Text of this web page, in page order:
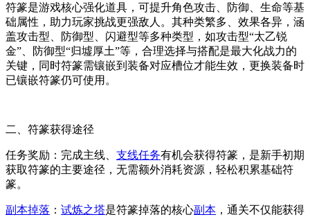
符篆是游戏核心强化道具，可提升角色攻击、防御、生命等基
础属性，助力玩家挑战更强敌人。其种类繁多、效果各异，涵
盖攻击型、防御型、闪避型等多种类型，如攻击型“太乙锐
金”、防御型“归墟厚土”等，合理选择与搭配是最大化战力的
关键，同时符篆需镶嵌到装备对应槽位才能生效，更换装备时
已镶嵌符篆仍可使用。
二、符篆获得途径
任务奖励：完成主线、 支线任务有机会获得符篆，是新手初期
获取符篆的主要途径，无需额外消耗资源，轻松积累基础符
篆。
副本掉落 ： 试炼之塔是符篆掉落的核心副本 ，通关不仅能获得